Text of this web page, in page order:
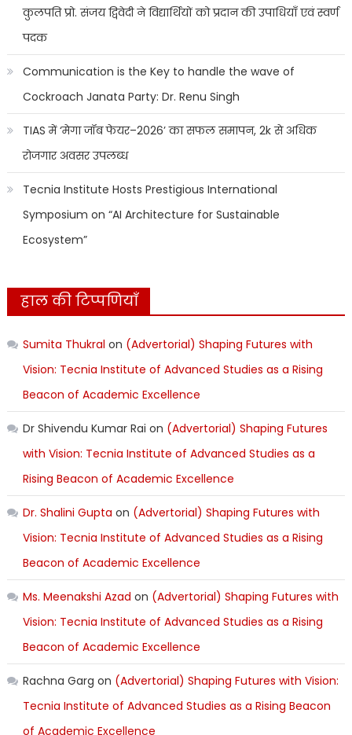
कुलपति प्रो. संजय द्विवेदी ने विद्यार्थियों को प्रदान की उपाधियाँ एवं स्वर्ण
पदक
Communication is the Key to handle the wave of
Cockroach Janata Party: Dr. Renu Singh
TIAS में ‘मेगा जॉब फेयर–2026’ का सफल समापन, 2k से अधिक
रोजगार अवसर उपलब्ध
Tecnia Institute Hosts Prestigious International
Symposium on “AI Architecture for Sustainable
Ecosystem”
हाल की टिप्पणियाँ
Sumita Thukral on (Advertorial) Shaping Futures with
Vision: Tecnia Institute of Advanced Studies as a Rising
Beacon of Academic Excellence
Dr Shivendu Kumar Rai on (Advertorial) Shaping Futures
with Vision: Tecnia Institute of Advanced Studies as a
Rising Beacon of Academic Excellence
Dr. Shalini Gupta on (Advertorial) Shaping Futures with
Vision: Tecnia Institute of Advanced Studies as a Rising
Beacon of Academic Excellence
Ms. Meenakshi Azad on (Advertorial) Shaping Futures with
Vision: Tecnia Institute of Advanced Studies as a Rising
Beacon of Academic Excellence
Rachna Garg on (Advertorial) Shaping Futures with Vision:
Tecnia Institute of Advanced Studies as a Rising Beacon
of Academic Excellence